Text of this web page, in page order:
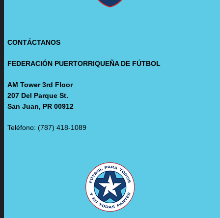
CONTÁCTANOS
FEDERACIÓN PUERTORRIQUEÑA DE FÚTBOL
AM Tower 3rd Floor
207 Del Parque St.
San Juan, PR 00912
Teléfono: (787) 418-1089